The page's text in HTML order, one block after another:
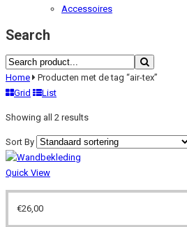
Accessoires
Search
Home
Producten met de tag “air-tex”
Grid
List
Showing all 2 results
Sort By
Quick View
€26,00